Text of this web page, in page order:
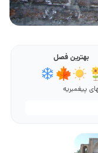
بهترین فصل
پیغمبریه